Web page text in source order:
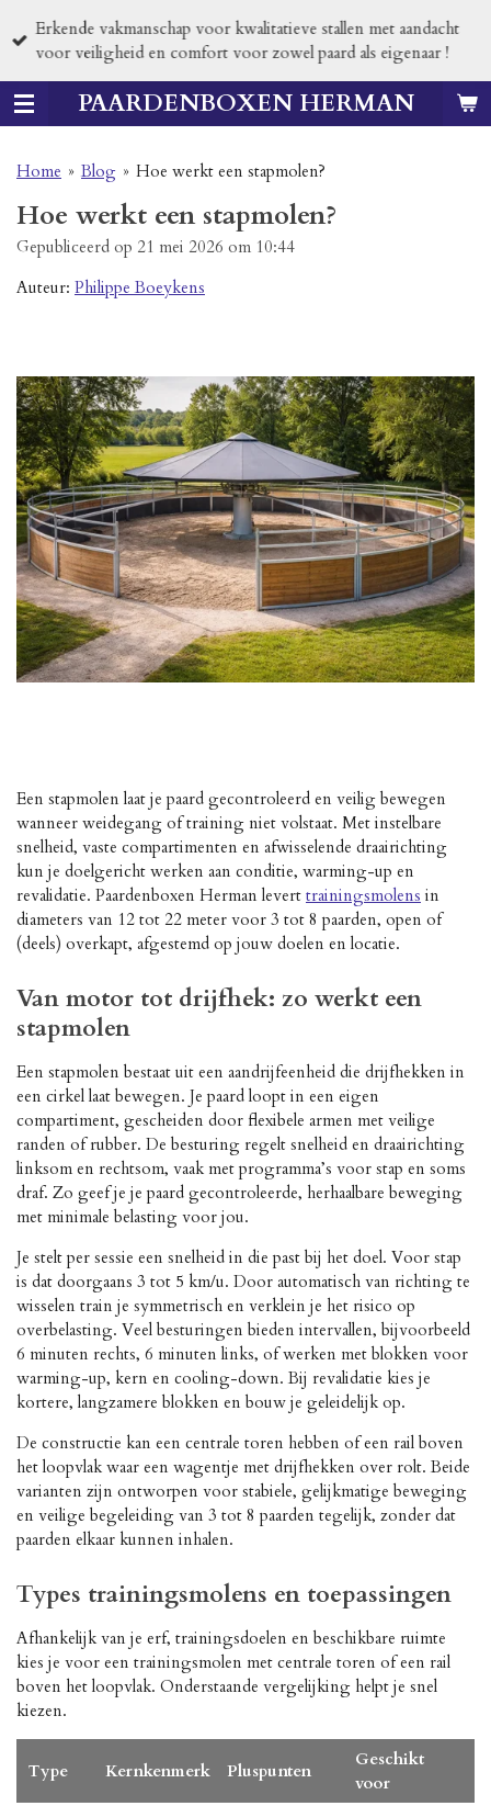
direct
de
hoofdinhoudPAARDENBOXEN HERMAN
Erkende vakmanschap voor kwalitatieve stallen met aandacht
voor veiligheid en comfort voor zowel paard als eigenaar !
Home » Blog » Hoe werkt een stapmolen?
Hoe werkt een stapmolen?
Gepubliceerd op 21 mei 2026 om 10:44
Auteur: Philippe Boeykens
Een stapmolen laat je paard gecontroleerd en veilig bewegen
wanneer weidegang of training niet volstaat. Met instelbare
snelheid, vaste compartimenten en afwisselende draairichting
kun je doelgericht werken aan conditie, warming-up en
revalidatie. Paardenboxen Herman levert trainingsmolens in
diameters van 12 tot 22 meter voor 3 tot 8 paarden, open of
(deels) overkapt, afgestemd op jouw doelen en locatie.
Van motor tot drijfhek: zo werkt een
stapmolen
Een stapmolen bestaat uit een aandrijfeenheid die drijfhekken in
een cirkel laat bewegen. Je paard loopt in een eigen
compartiment, gescheiden door flexibele armen met veilige
randen of rubber. De besturing regelt snelheid en draairichting
linksom en rechtsom, vaak met programma’s voor stap en soms
draf. Zo geef je je paard gecontroleerde, herhaalbare beweging
met minimale belasting voor jou.
Je stelt per sessie een snelheid in die past bij het doel. Voor stap
is dat doorgaans 3 tot 5 km/u. Door automatisch van richting te
wisselen train je symmetrisch en verklein je het risico op
overbelasting. Veel besturingen bieden intervallen, bijvoorbeeld
6 minuten rechts, 6 minuten links, of werken met blokken voor
warming-up, kern en cooling-down. Bij revalidatie kies je
kortere, langzamere blokken en bouw je geleidelijk op.
De constructie kan een centrale toren hebben of een rail boven
het loopvlak waar een wagentje met drijfhekken over rolt. Beide
varianten zijn ontworpen voor stabiele, gelijkmatige beweging
en veilige begeleiding van 3 tot 8 paarden tegelijk, zonder dat
paarden elkaar kunnen inhalen.
Types trainingsmolens en toepassingen
Afhankelijk van je erf, trainingsdoelen en beschikbare ruimte
kies je voor een trainingsmolen met centrale toren of een rail
boven het loopvlak. Onderstaande vergelijking helpt je snel
kiezen.
Type Kernkenmerk Pluspunten
Geschikt
voor